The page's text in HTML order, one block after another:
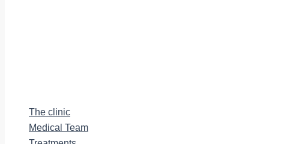
The clinic
Medical Team